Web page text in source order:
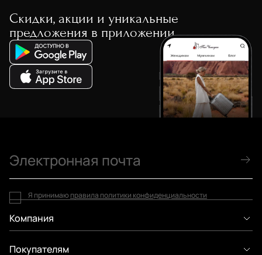
Скидки, акции и уникальные
предложения в приложении
Компания
Покупателям
Я принимаю правила политики конфиденциальности